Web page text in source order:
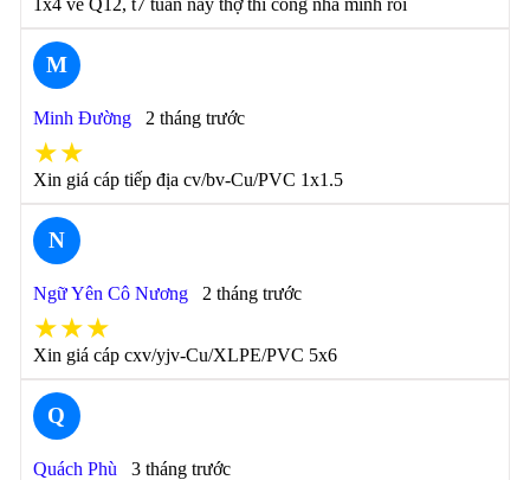
1x4 về Q12, t7 tuần này thợ thi công nhà mình rồi
M
Minh Đường 2 tháng trước
★★
Xin giá cáp tiếp địa cv/bv-Cu/PVC 1x1.5
N
Ngữ Yên Cô Nương 2 tháng trước
★★★
Xin giá cáp cxv/yjv-Cu/XLPE/PVC 5x6
Q
Quách Phù 3 tháng trước